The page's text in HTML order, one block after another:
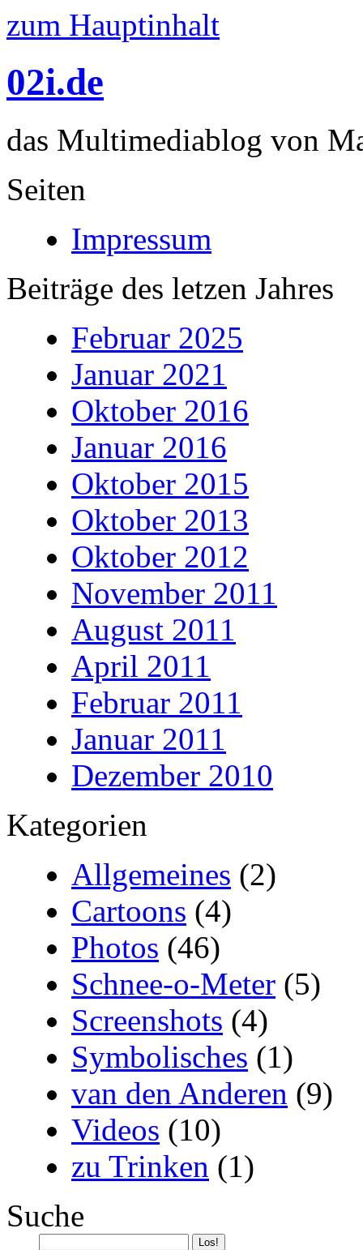
zum Hauptinhalt
02i.de
das Multimediablog von
Seiten
Impressum
Beiträge des letzen Jahres
Februar 2025
Januar 2021
Oktober 2016
Januar 2016
Oktober 2015
Oktober 2013
Oktober 2012
November 2011
August 2011
April 2011
Februar 2011
Januar 2011
Dezember 2010
Kategorien
Allgemeines (2)
Cartoons (4)
Photos (46)
Schnee-o-Meter (5)
Screenshots (4)
Symbolisches (1)
van den Anderen (9)
Videos (10)
zu Trinken (1)
Suche